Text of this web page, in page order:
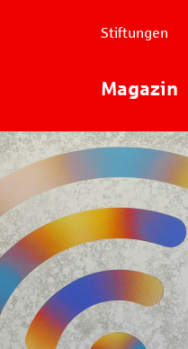
Magazin
Stiftungen